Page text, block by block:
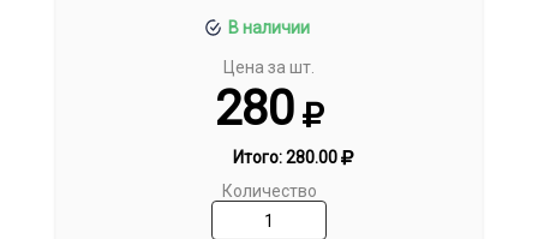
В наличии
Цена за шт.
280
Итого:280.00
Количество